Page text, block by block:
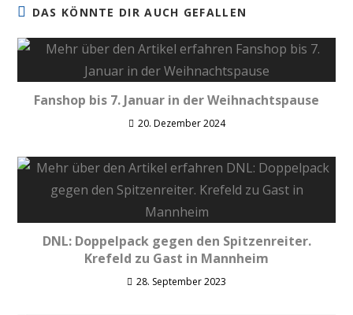
DAS KÖNNTE DIR AUCH GEFALLEN
Fanshop bis 7. Januar in der Weihnachtspause
20. Dezember 2024
DNL: Doppelpack gegen den Spitzenreiter.
Krefeld zu Gast in Mannheim
28. September 2023